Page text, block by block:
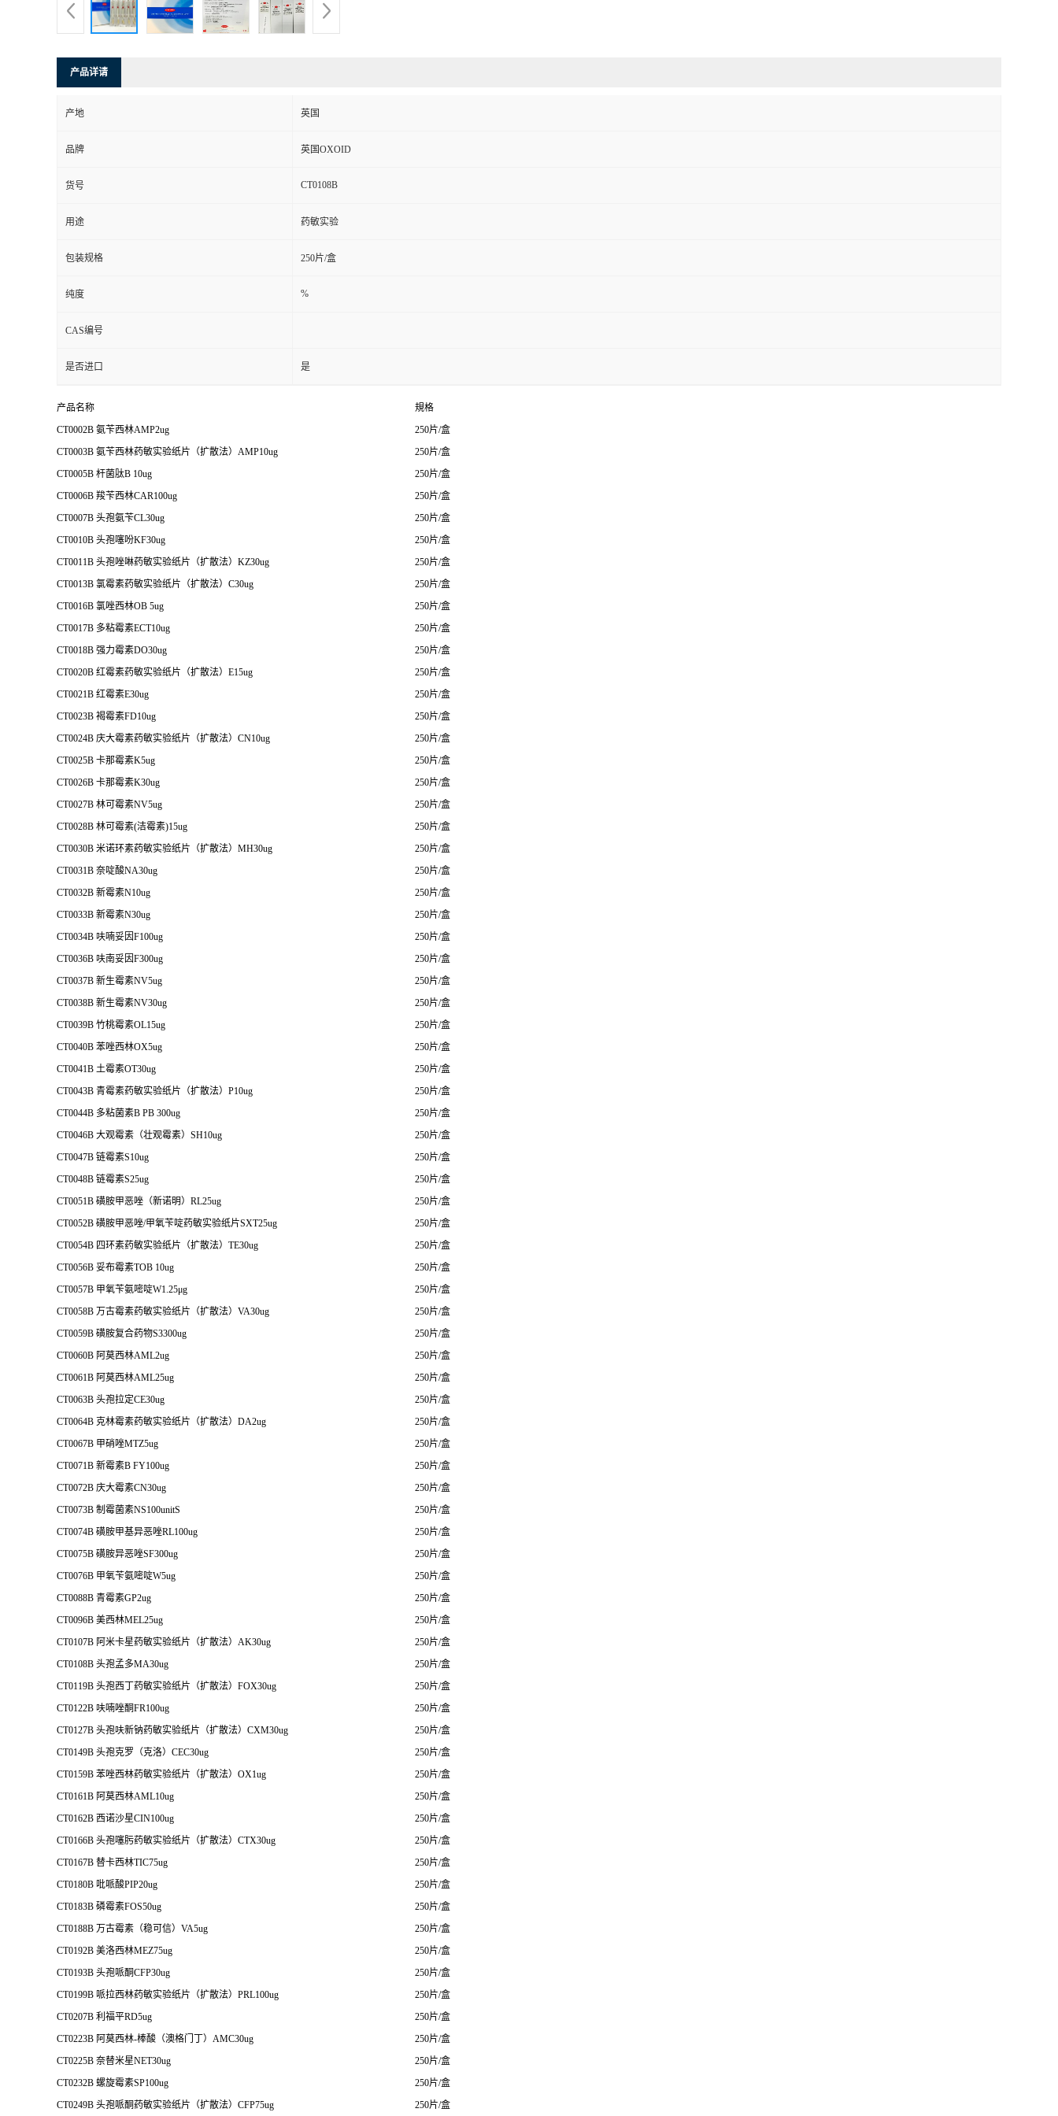
产品详请
产地 英国
品牌 英国OXOID
货号 CT0108B
用途 药敏实验
包装规格 250片/盒
纯度 %
CAS编号
是否进口 是
产品名称
規格
CT0002B 氨苄西林AMP2ug
250片/盒
CT0003B 氨苄西林药敏实验纸片（扩散法）AMP10ug
250片/盒
CT0005B 杆菌肽B 10ug
250片/盒
CT0006B 羧苄西林CAR100ug
250片/盒
CT0007B 头孢氨苄CL30ug
250片/盒
CT0010B 头孢噻吩KF30ug
250片/盒
CT0011B 头孢唑啉药敏实验纸片（扩散法）KZ30ug
250片/盒
CT0013B 氯霉素药敏实验纸片（扩散法）C30ug
250片/盒
CT0016B 氯唑西林OB 5ug
250片/盒
CT0017B 多粘霉素ECT10ug
250片/盒
CT0018B 强力霉素DO30ug
250片/盒
CT0020B 红霉素药敏实验纸片（扩散法）E15ug
250片/盒
CT0021B 红霉素E30ug
250片/盒
CT0023B 褐霉素FD10ug
250片/盒
CT0024B 庆大霉素药敏实验纸片（扩散法）CN10ug
250片/盒
CT0025B 卡那霉素K5ug
250片/盒
CT0026B 卡那霉素K30ug
250片/盒
CT0027B 林可霉素NV5ug
250片/盒
CT0028B 林可霉素(洁霉素)15ug
250片/盒
CT0030B 米诺环素药敏实验纸片（扩散法）MH30ug
250片/盒
CT0031B 奈啶酸NA30ug
250片/盒
CT0032B 新霉素N10ug
250片/盒
CT0033B 新霉素N30ug
250片/盒
CT0034B 呋喃妥因F100ug
250片/盒
CT0036B 呋南妥因F300ug
250片/盒
CT0037B 新生霉素NV5ug
250片/盒
CT0038B 新生霉素NV30ug
250片/盒
CT0039B 竹桃霉素OL15ug
250片/盒
CT0040B 苯唑西林OX5ug
250片/盒
CT0041B 土霉素OT30ug
250片/盒
CT0043B 青霉素药敏实验纸片（扩散法）P10ug
250片/盒
CT0044B 多粘菌素B PB 300ug
250片/盒
CT0046B 大观霉素（壮观霉素）SH10ug
250片/盒
CT0047B 链霉素S10ug
250片/盒
CT0048B 链霉素S25ug
250片/盒
CT0051B 磺胺甲恶唑（新诺明）RL25ug
250片/盒
CT0052B 磺胺甲恶唑/甲氧苄啶药敏实验纸片SXT25ug
250片/盒
CT0054B 四环素药敏实验纸片（扩散法）TE30ug
250片/盒
CT0056B 妥布霉素TOB 10ug
250片/盒
CT0057B 甲氧苄氨嘧啶W1.25μg
250片/盒
CT0058B 万古霉素药敏实验纸片（扩散法）VA30ug
250片/盒
CT0059B 磺胺复合药物S3300ug
250片/盒
CT0060B 阿莫西林AML2ug
250片/盒
CT0061B 阿莫西林AML25ug
250片/盒
CT0063B 头孢拉定CE30ug
250片/盒
CT0064B 克林霉素药敏实验纸片（扩散法）DA2ug
250片/盒
CT0067B 甲硝唑MTZ5ug
250片/盒
CT0071B 新霉素B FY100ug
250片/盒
CT0072B 庆大霉素CN30ug
250片/盒
CT0073B 制霉菌素NS100unitS
250片/盒
CT0074B 磺胺甲基异恶唑RL100ug
250片/盒
CT0075B 磺胺异恶唑SF300ug
250片/盒
CT0076B 甲氧苄氨嘧啶W5ug
250片/盒
CT0088B 青霉素GP2ug
250片/盒
CT0096B 美西林MEL25ug
250片/盒
CT0107B 阿米卡星药敏实验纸片（扩散法）AK30ug
250片/盒
CT0108B 头孢孟多MA30ug
250片/盒
CT0119B 头孢西丁药敏实验纸片（扩散法）FOX30ug
250片/盒
CT0122B 呋喃唑酮FR100ug
250片/盒
CT0127B 头孢呋新钠药敏实验纸片（扩散法）CXM30ug
250片/盒
CT0149B 头孢克罗（克洛）CEC30ug
250片/盒
CT0159B 苯唑西林药敏实验纸片（扩散法）OX1ug
250片/盒
CT0161B 阿莫西林AML10ug
250片/盒
CT0162B 西诺沙星CIN100ug
250片/盒
CT0166B 头孢噻肟药敏实验纸片（扩散法）CTX30ug
250片/盒
CT0167B 替卡西林TIC75ug
250片/盒
CT0180B 吡哌酸PIP20ug
250片/盒
CT0183B 磷霉素FOS50ug
250片/盒
CT0188B 万古霉素（稳可信）VA5ug
250片/盒
CT0192B 美洛西林MEZ75ug
250片/盒
CT0193B 头孢哌酮CFP30ug
250片/盒
CT0199B 哌拉西林药敏实验纸片（扩散法）PRL100ug
250片/盒
CT0207B 利福平RD5ug
250片/盒
CT0223B 阿莫西林-棒酸（澳格门丁）AMC30ug
250片/盒
CT0225B 奈替米星NET30ug
250片/盒
CT0232B 螺旋霉素SP100ug
250片/盒
CT0249B 头孢哌酮药敏实验纸片（扩散法）CFP75ug
250片/盒